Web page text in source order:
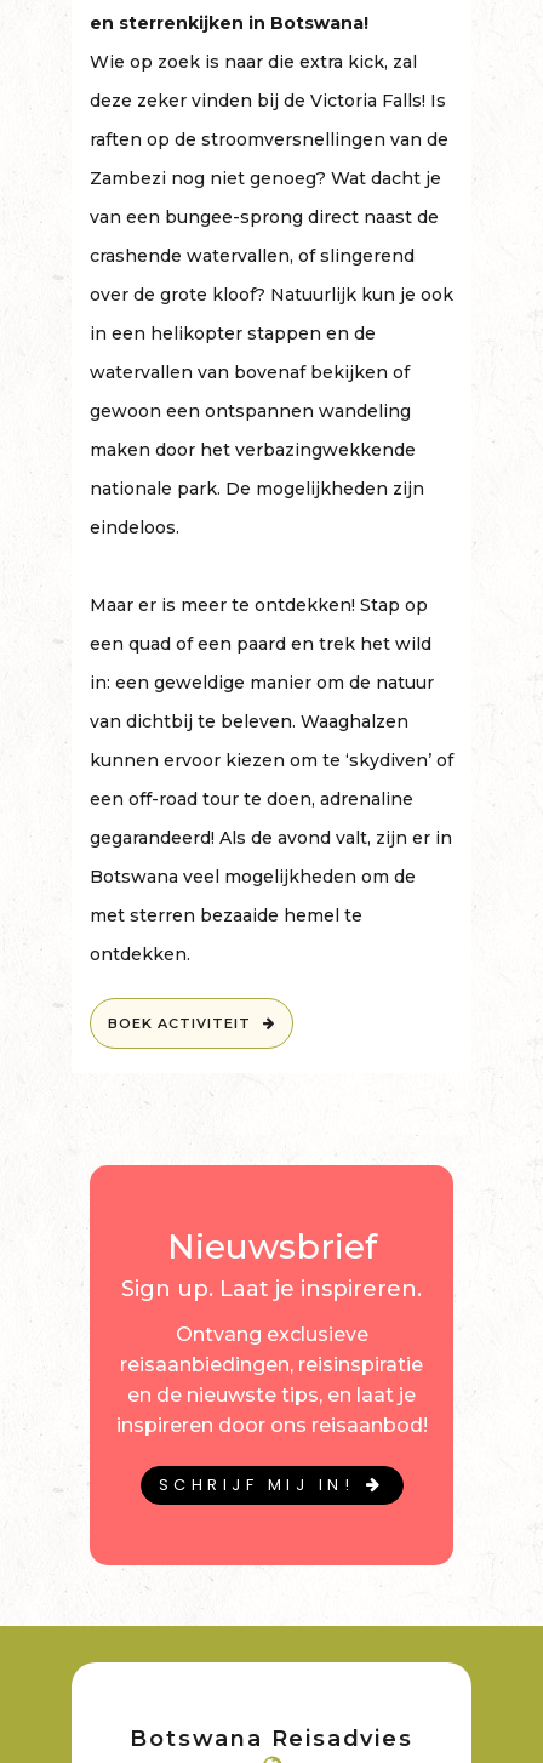
en sterrenkijken in Botswana!
Wie op zoek is naar die extra kick, zal
deze zeker vinden bij de Victoria Falls! Is
raften op de stroomversnellingen van de
Zambezi nog niet genoeg? Wat dacht je
van een bungee-sprong direct naast de
crashende watervallen, of slingerend
over de grote kloof? Natuurlijk kun je ook
in een helikopter stappen en de
watervallen van bovenaf bekijken of
gewoon een ontspannen wandeling
maken door het verbazingwekkende
nationale park. De mogelijkheden zijn
eindeloos.
Maar er is meer te ontdekken! Stap op
een quad of een paard en trek het wild
in: een geweldige manier om de natuur
van dichtbij te beleven. Waaghalzen
kunnen ervoor kiezen om te ‘skydiven’ of
een off-road tour te doen, adrenaline
gegarandeerd! Als de avond valt, zijn er in
Botswana veel mogelijkheden om de
met sterren bezaaide hemel te
ontdekken.
BOEK ACTIVITEIT
Nieuwsbrief
Sign up. Laat je inspireren.
Ontvang exclusieve
reisaanbiedingen, reisinspiratie
en de nieuwste tips, en laat je
inspireren door ons reisaanbod!
SCHRIJF MIJ IN!
Botswana Reisadvies